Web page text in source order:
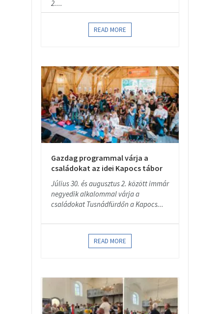
2....
READ MORE
Gazdag programmal várja a
családokat az idei Kapocs tábor
Július 30. és augusztus 2. között immár
negyedik alkalommal várja a
családokat Tusnádfürdőn a Kapocs...
READ MORE